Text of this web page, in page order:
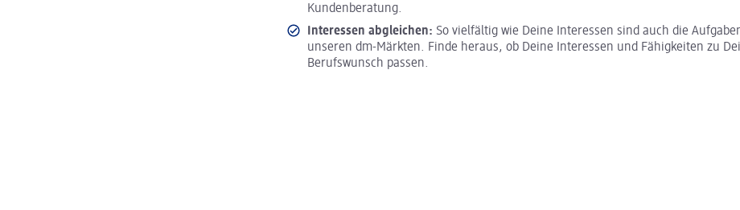
Kundenberatung.
Interessen abgleichen: So vielfältig wie Deine Interessen sind auch die
unseren dm-Märkten. Finde heraus, ob Deine Interessen und Fähigkeiten zu
Berufswunsch passen.